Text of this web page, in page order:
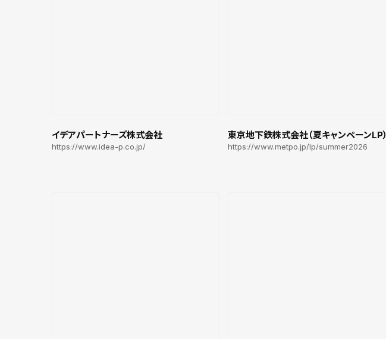
イデアパートナーズ株式会社
https://www.idea-p.co.jp/
東京地下鉄株式会社（夏キャンペーンLP）
https://www.metpo.jp/lp/summer2026